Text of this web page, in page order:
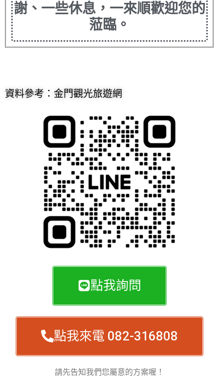
謝、一些休息，一來順歡迎您的
蒞臨。
資料參考：金門觀光旅遊網
點我詢問
點我來電 082-316808
請先告知我們您屬意的方案喔！